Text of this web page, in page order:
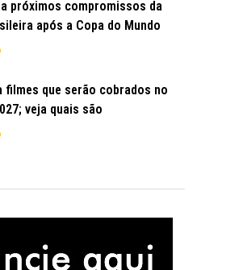
próximos compromissos da
após a Copa do Mundo
filmes que serão cobrados no
veja quais são